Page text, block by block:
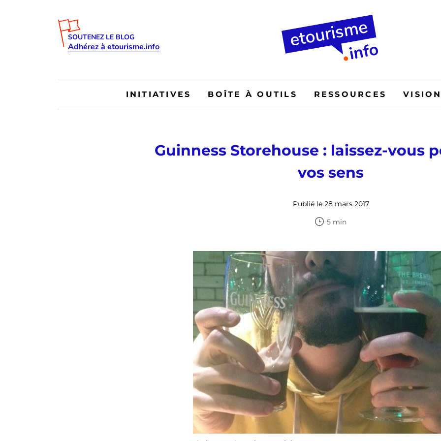
SOUTENEZ LE BLOG
Adhérez à etourisme.info
INITIATIVES BOÎTE À OUTILS RESSOURCES
Guinness Storehouse : laissez-vous
vos sens
Publié le 28 mars 2017
5 min